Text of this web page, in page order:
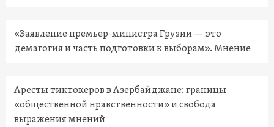
«Заявление премьер-министра Грузии — это
демагогия и часть подготовки к выборам». Мнение
Аресты тиктокеров в Азербайджане: границы
«общественной нравственности» и свобода
выражения мнений